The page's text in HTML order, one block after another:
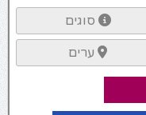
סוגים
ערים